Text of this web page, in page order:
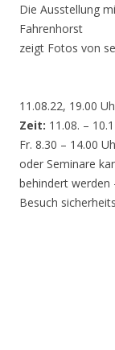
Die Ausstellung
Fahrenhorst
zeigt Fotos von
11.08.22, 19.00
Zeit: 11.08. –
Fr. 8.30 – 14.00
oder Seminare
behindert werden
Besuch